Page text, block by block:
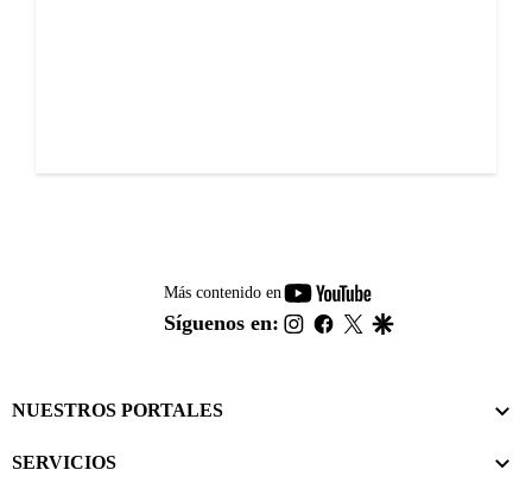
Más contenido en
youtube-
footer
Síguenos en: instagram
facebook
twitter
NUESTROS PORTALES
SERVICIOS